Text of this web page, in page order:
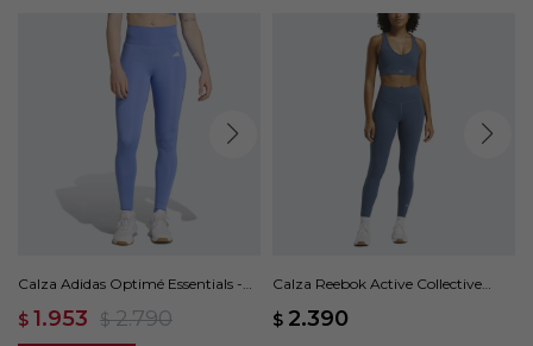
Calza Adidas Optimé Essentials -
$ 1.953 $ 2.790
Calza Reebok Active Collective
$ 2.390